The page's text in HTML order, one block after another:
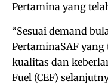
Pertamina yang
“Sesuai demand
PertaminaSAF
kualitas dan
Fuel (CEF)